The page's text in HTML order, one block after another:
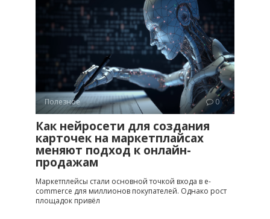
Полезное 0
Как нейросети для создания
карточек на маркетплайсах
меняют подход к онлайн-
продажам
Маркетплейсы стали основной точкой входа в e-
commerce для миллионов покупателей. Однако рост
площадок привёл